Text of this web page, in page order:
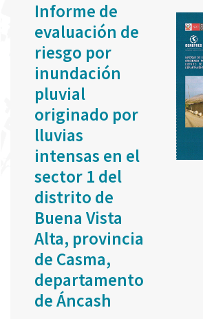
Informe de
evaluación de
riesgo por
inundación
pluvial
originado por
lluvias
intensas en el
sector 1 del
distrito de
Buena Vista
Alta, provincia
de Casma,
departamento
de Áncash